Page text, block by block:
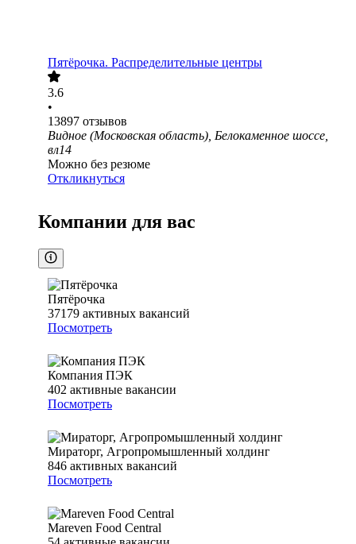
Пятёрочка. Распределительные центры
3.6
•
13897 отзывов
Видное (Московская область), Белокаменное шоссе,
вл14
Можно без резюме
Откликнуться
Компании для вас
Пятёрочка
37179 активных вакансий
Посмотреть
Компания ПЭК
402 активные вакансии
Посмотреть
Мираторг, Агропромышленный холдинг
846 активных вакансий
Посмотреть
Mareven Food Central